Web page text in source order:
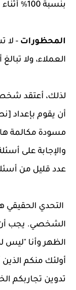
بنسبة 100% أثناء العمل ولن تخرج عن الموضوع؛
المحظورات - لا
العملاء، ولا تبالغ
لذلك، أعتقد
أن يقوم بإعداد
مسودة مكالمة
والإجابة على
عدد قليل من
التحدي
الشخصي. يجب أن
الظهر وأنا "ليس
أولئك منكم
تدوين تجاربكم